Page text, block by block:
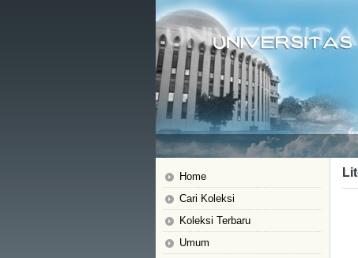
Home
Cari Koleksi
Koleksi Terbaru
Umum